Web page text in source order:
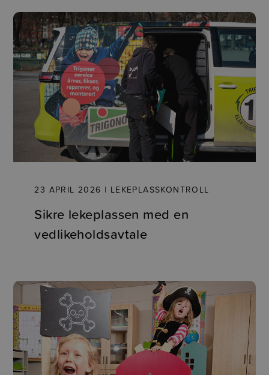
23 APRIL 2026 | LEKEPLASSKONTROLL
Sikre lekeplassen med en
vedlikeholdsavtale